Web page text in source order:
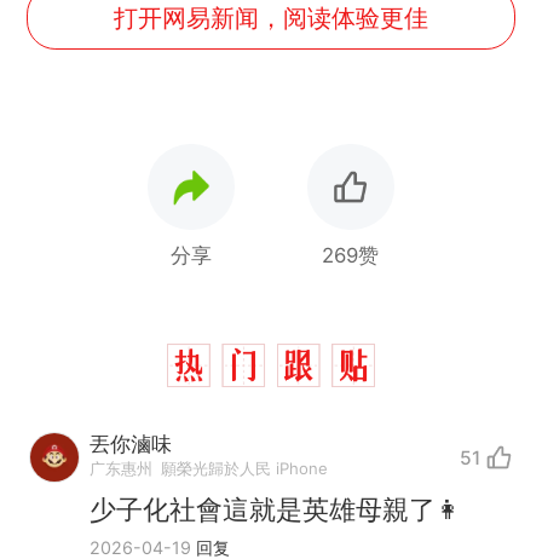
打开网易新闻，阅读体验更佳
分享 269赞
丟你滷味
广东惠州 願榮光歸於人民 iPhone 51
少子化社會這就是英雄母親了👩
2026-04-19 回复